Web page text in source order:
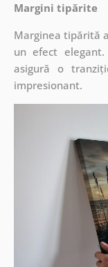
Margini tipărite
Marginea tipărită
un efect
asigură o
impresionant.